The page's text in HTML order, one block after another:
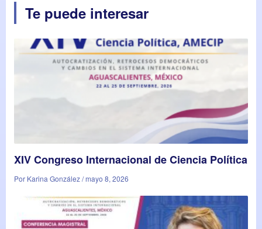
Te puede interesar
XIV Congreso Internacional de Ciencia Política
Por Karina González / mayo 8, 2026